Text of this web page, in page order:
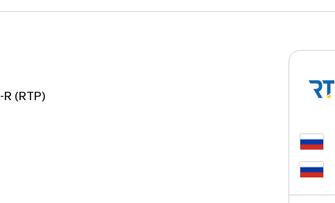
(RTP)
и надёжный кран,